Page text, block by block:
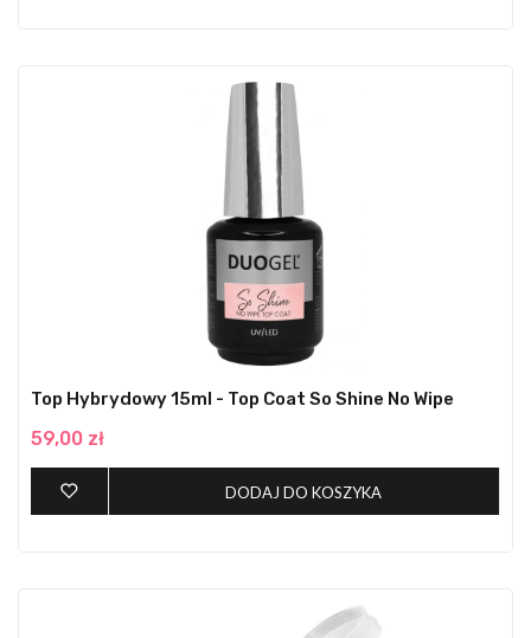
Top Hybrydowy 15ml - Top Coat So Shine No Wipe
59,00 zł
DODAJ DO KOSZYKA